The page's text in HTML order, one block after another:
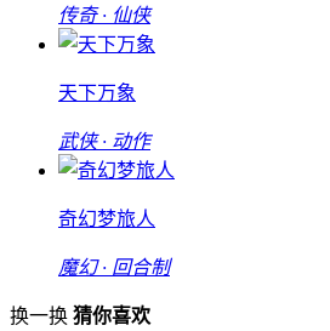
传奇 · 仙侠
天下万象
武侠 · 动作
奇幻梦旅人
魔幻 · 回合制
换一换 猜你喜欢